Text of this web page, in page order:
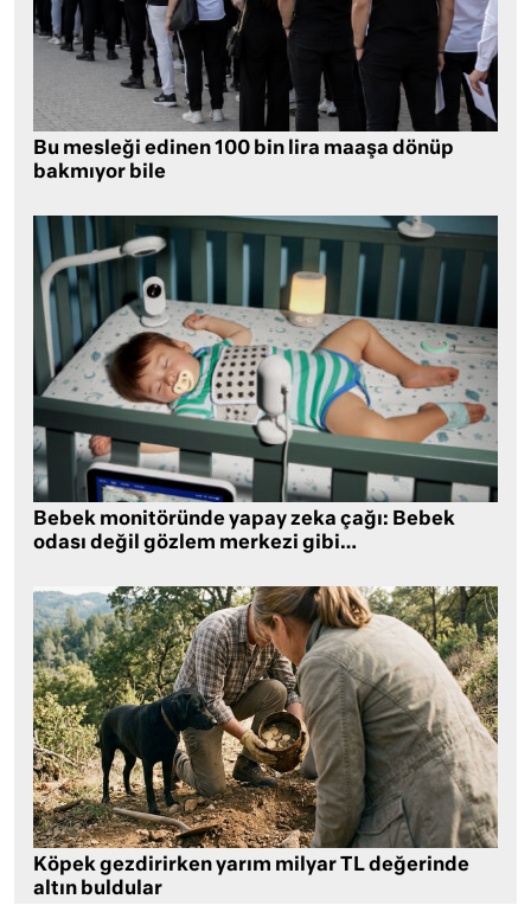
Bu mesleği edinen 100 bin lira maaşa dönüp
bakmıyor bile
Bebek monitöründe yapay zeka çağı: Bebek
odası değil gözlem merkezi gibi…
Köpek gezdirirken yarım milyar TL değerinde
altın buldular